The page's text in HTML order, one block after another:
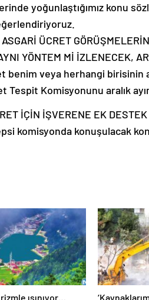
yoğunlaştığımız konu
ÜCRET
YÖNTEM Mİ İZLENECEK,
benim veya herhangi birisinin
Tespit Komisyonunu aralık
İÇİN İŞVERENE EK
komisyonda konuşulacak
ısınıyor…